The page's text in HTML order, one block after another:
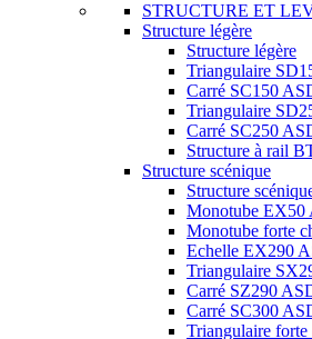
STRUCTURE ET
Structure légère
Structure légère
Triangulaire
Carré SC150
Triangulaire
Carré SC250
Structure à rail
Structure scénique
Structure
Monotube EX50
Monotube forte
Echelle EX290
Triangulaire
Carré SZ290
Carré SC300
Triangulaire